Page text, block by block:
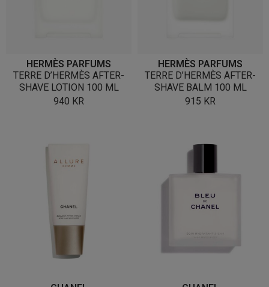
HERMÈS PARFUMS
TERRE D’HERMÈS AFTER-
SHAVE LOTION 100 ML
940 KR
HERMÈS PARFUMS
TERRE D’HERMÈS AFTER-
SHAVE BALM 100 ML
915 KR